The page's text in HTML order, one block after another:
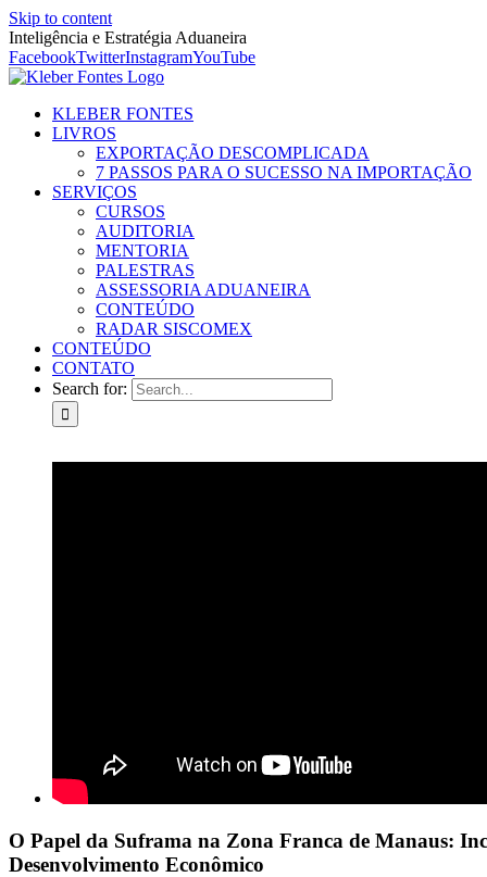
Skip to content
Inteligência e Estratégia Aduaneira
FacebookTwitterInstagramYouTube
KLEBER FONTES
LIVROS
EXPORTAÇÃO DESCOMPLICADA
7 PASSOS PARA O SUCESSO NA IMPORTAÇÃO
SERVIÇOS
CURSOS
AUDITORIA
MENTORIA
PALESTRAS
ASSESSORIA ADUANEIRA
CONTEÚDO
RADAR SISCOMEX
CONTEÚDO
CONTATO
Search for:
O Papel da Suframa na Zona Franca de Manaus:
Desenvolvimento Econômico